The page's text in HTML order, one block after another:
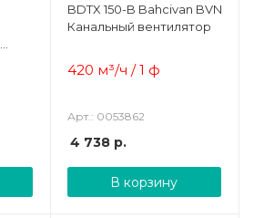
BDTX 150-B Bahcivan BVN
Канальный вентилятор
420 м³/ч / 1 ф
Арт.: 0053862
4 738р.
В корзину